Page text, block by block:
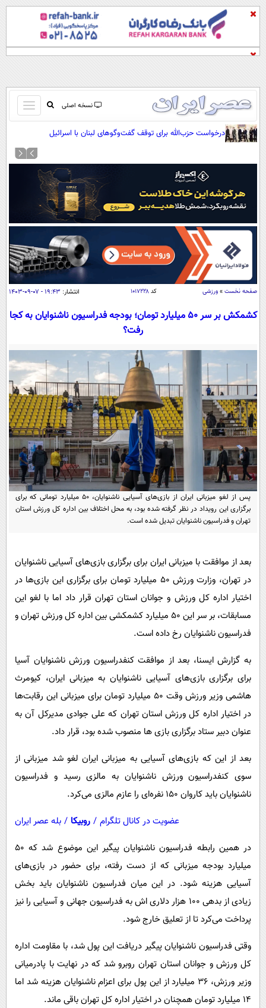
نسخه اصلی
باز
و
کردن
صفحه اول
آرشیو
نظرسنجی
آب و هوا
اوقات شرعی
سواد زندگی
اقتصاد
اقتصادی
خودرو
جامعه
اجتماعی
حوادث
سلامت
یک برش دانایی
محیط زیست
سفر و تفریح
ورزشی
بین الملل
سیاست خارجی
فرهنگ و هنر
علم و دانش
فناوری و It
علمی
اخبار کریپتو
قرآن
گوناگون
سرگرمی
باشگاه مغز
مجله تصویری سلاح
فیلم
اقتصاد
ورزش
سیاست
فناوری
گوناگون
بین الملل
اجتماعی
حیات وحش
سیاست خارجی
عصر ایران 2
خواندنی ها و دیدنی ها
داستان کوتاه
روانشناسی
آشپزی
دانلود
آموزش زبان
درخواست حزب‌الله برای توقف گفت‌وگوهای لبنان با اسرائیل
صفحه نخست » ورزشی کد۱۰۱۷۲۲۸ انتشار: ۱۹:۴۳ - ۰۷-۰۹-۱۴۰۳
کشمکش بر سر 50 میلیارد تومان؛ بودجه فدراسیون ناشنوایان به کجا
رفت؟
پس از لغو میزبانی ایران از بازی‌های آسیایی ناشنوایان، 50 میلیارد تومانی که برای
برگزاری این رویداد در نظر گرفته شده بود، به محل اختلاف بین اداره کل ورزش استان
تهران و فدراسیون ناشنوایان تبدیل شده است.
بعد از موافقت با میزبانی ایران برای برگزاری بازی‌های آسیایی ناشنوایان
در تهران، وزارت ورزش ۵۰ میلیارد تومان برای برگزاری این بازی‌ها در
اختیار اداره کل ورزش و جوانان استان تهران قرار داد اما با لغو این
مسابقات، بر سر این ۵۰ میلیارد کشمکشی بین اداره کل ورزش تهران و
فدراسیون ناشنوایان رخ داده است.
به گزارش ایسنا، بعد از موافقت کنفدراسیون ورزش ناشنوایان آسیا
برای برگزاری بازی‌های آسیایی ناشنوایان به میزبانی ایران، کیومرث
هاشمی وزیر ورزش وقت ۵۰ میلیارد تومان برای میزبانی این رقابت‌ها
در اختیار اداره کل ورزش استان تهران که علی جوادی مدیرکل آن به
عنوان دبیر ستاد برگزاری بازی ها منصوب شده بود، قرار داد.
بعد از این که بازی‌های آسیایی به میزبانی ایران لغو شد میزبانی از
سوی کنفدراسیون ورزش ناشنوایان به مالزی رسید و فدراسیون
ناشنوایان باید کاروان ۱۵۰ نفره‌ای را عازم مالزی می‌کرد.
عضویت در کانال تلگرام / روبیکا / بله عصر ایران
در همین رابطه فدراسیون ناشنوایان پیگیر این موضوع شد که ۵۰
میلیارد بودجه میزبانی که از دست رفته، برای حضور در بازی‌های
آسیایی هزینه شود. در این میان فدراسیون ناشنوایان باید بخش
زیادی از بدهی ۱۰۰ هزار دلاری ‌اش به فدراسیون جهانی و آسیایی را نیز
پرداخت می‌کرد تا از تعلیق خارج شود.
وقتی فدراسیون ناشنوایان پیگیر دریافت این پول شد، با مقاومت اداره
کل ورزش و جوانان استان تهران روبرو شد که در نهایت با پادرمیانی
وزیر ورزش، ۳۶ میلیارد از این پول برای اعزام ناشنوایان هزینه شد اما
۱۴ میلیارد تومان همچنان در اختیار اداره کل تهران باقی ماند.